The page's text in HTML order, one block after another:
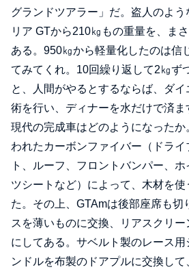
グランドツアラー」だ。盗人のよう
リア GTから210㎏もの重量を、ま
ある。950㎏から軽量化したのは信
てみてくれ。10回繰り返して2㎏ず
と、人間がやるとするならば、ダ
術を行い、ディナーを水だけで済ま
現代の完成車はどのようになった
われたカーボンファイバー（ドラ
ト、ルーフ、フロントバンパー、
ツシートなど）によって、木材を
た。その上、GTAmは後部座席も切
スを薄いものに交換、リアスクリ
にしてある。サベルト製のレース
ンドルを布製のドアプルに交換し